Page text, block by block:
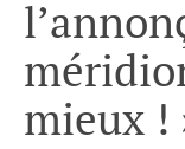
mieux !